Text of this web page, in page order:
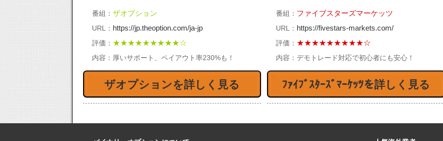
ハイローオーストラリア 相場
か？
ハイローオーストラリアのハイ
【ハイローオーストラリア】新
クが！
【必見】ハイローオーストラリ
【コツ】機能を使いハイローオ
【注目】トレード200のボーナ
番組：
URL：
評価：
内容：
ザオプション
https://jp.theoption.com/ja-jp
★★★★★★★★★☆
厚いサポート、ペイアウト率230%も！
ザオプションを詳しく見る
番組：
URL：
評価：
内容：
ファイブスターズマーケッツ
https://fivestars-markets.com/
★★★★★★★★★☆
デモトレード対応で初心者にも安心！
ﾌｧｲﾌﾞｽﾀｰｽﾞﾏｰｹｯﾂを詳しく見る